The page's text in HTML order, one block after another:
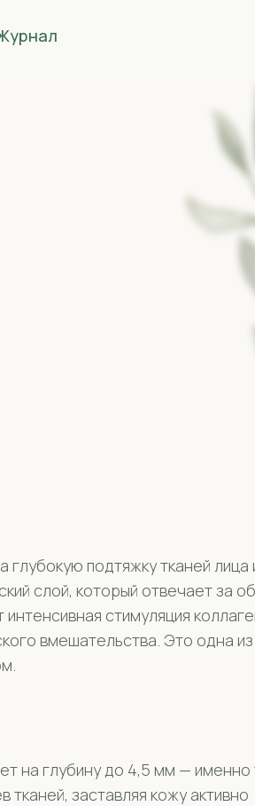
подтяжку тканей лица
слой, который отвечает за
стимуляция
вмешательства. Это одна
на глубину до 4,5 мм — именно
заставляя кожу активно